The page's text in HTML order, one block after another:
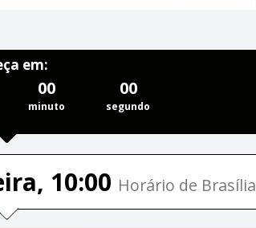
em:
00
minuto
00
segundo
10:00 Horário de Brasília